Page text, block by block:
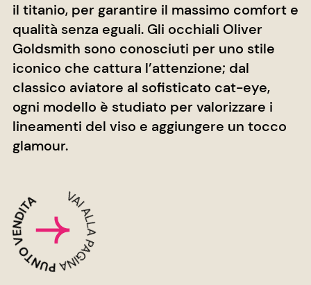
il titanio, per garantire il massimo comfort e
qualità senza eguali. Gli occhiali Oliver
Goldsmith sono conosciuti per uno stile
iconico che cattura l’attenzione; dal
classico aviatore al sofisticato cat-eye,
ogni modello è studiato per valorizzare i
lineamenti del viso e aggiungere un tocco
glamour.